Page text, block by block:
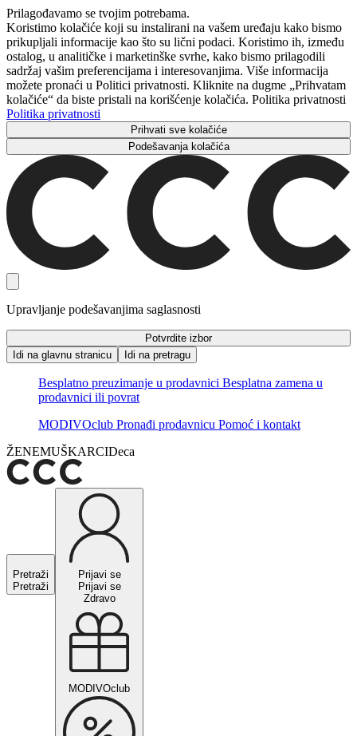
Prilagođavamo se tvojim potrebama.
Koristimo kolačiće koji su instalirani na vašem uređaju kako bismo
prikupljali informacije kao što su lični podaci. Koristimo ih, između
ostalog, u analitičke i marketinške svrhe, kako bismo prilagodili
sadržaj vašim preferencijama i interesovanjima. Više informacija
možete pronaći u Politici privatnosti. Kliknite na dugme „Prihvatam
kolačiće“ da biste pristali na korišćenje kolačića. Politika privatnosti
Politika privatnosti
Prihvati sve kolačiće
Podešavanja kolačića
Upravljanje podešavanjima saglasnosti
Potvrdite izbor
Idi na glavnu stranicu
Idi na pretragu
Besplatno preuzimanje u prodavnici Besplatna zamena u
prodavnici ili povrat
MODIVOclub Pronađi prodavnicu Pomoć i kontakt
ŽENEMUŠKARCIDeca
Pretraži
Pretraži
Prijavi se
Prijavi se
Zdravo
MODIVOclub